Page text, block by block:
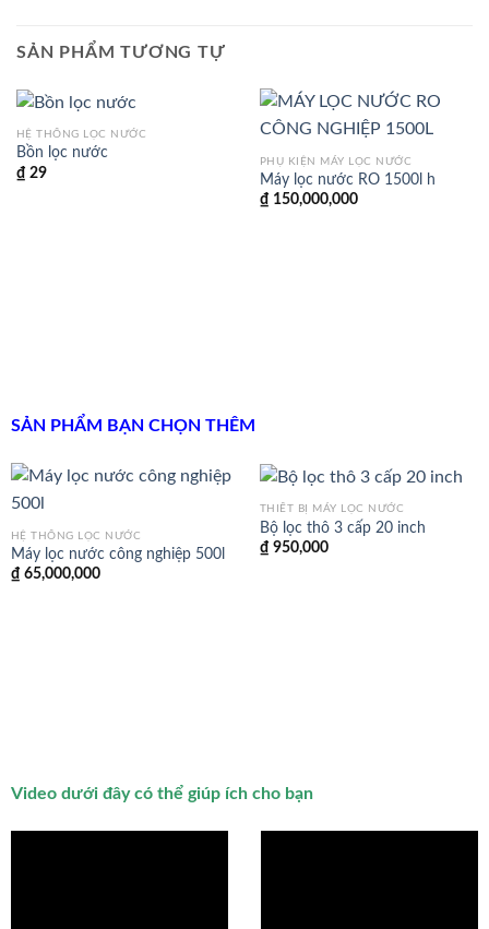
SẢN PHẨM TƯƠNG TỰ
HỆ THỐNG LỌC NƯỚC
Bồn lọc nước
₫ 29
PHỤ KIỆN MÁY LỌC NƯỚC
Máy lọc nước RO 1500l h
₫ 150,000,000
SẢN PHẨM BẠN CHỌN THÊM
HỆ THỐNG LỌC NƯỚC
Máy lọc nước công nghiệp 500l
₫ 65,000,000
THIẾT BỊ MÁY LỌC NƯỚC
Bộ lọc thô 3 cấp 20 inch
₫ 950,000
Video dưới đây có thể giúp ích cho bạn